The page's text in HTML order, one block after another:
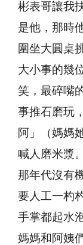
彬表哥讓我
是他，那時
圍坐大圓桌
大小事的幾
笑，最碎嘴
事推石磨玩
阿」（媽媽
喊人磨米漿。
那年代沒有
要人工一杓
手掌都起水
媽媽和阿姨